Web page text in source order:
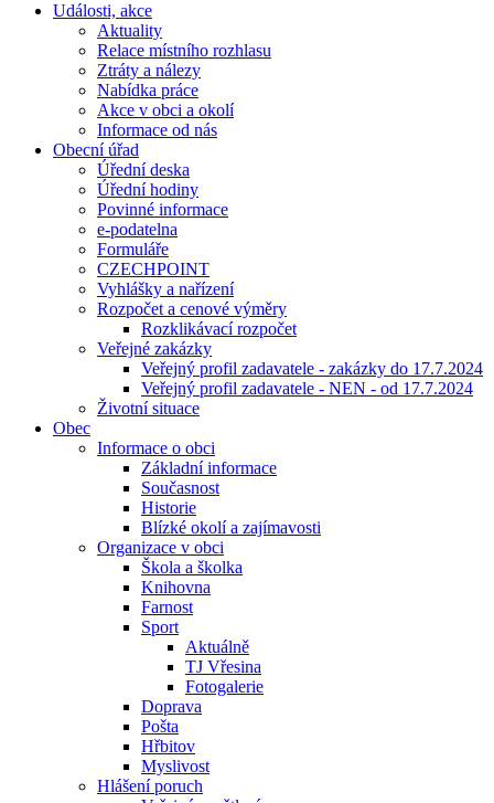
Události, akce
Aktuality
Relace místního rozhlasu
Ztráty a nálezy
Nabídka práce
Akce v obci a okolí
Informace od nás
Obecní úřad
Úřední deska
Úřední hodiny
Povinné informace
e-podatelna
Formuláře
CZECHPOINT
Vyhlášky a nařízení
Rozpočet a cenové výměry
Rozklikávací rozpočet
Veřejné zakázky
Veřejný profil zadavatele - zakázky do 17.7.2024
Veřejný profil zadavatele - NEN - od 17.7.2024
Životní situace
Obec
Informace o obci
Základní informace
Současnost
Historie
Blízké okolí a zajímavosti
Organizace v obci
Škola a školka
Knihovna
Farnost
Sport
Aktuálně
TJ Vřesina
Fotogalerie
Doprava
Pošta
Hřbitov
Myslivost
Hlášení poruch